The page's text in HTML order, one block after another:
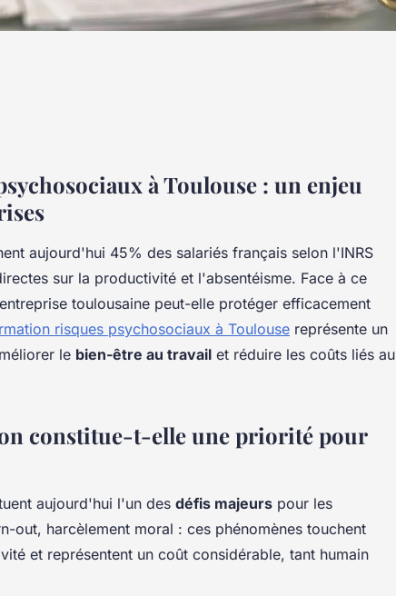
:
à à Toulouse : un enjeu
aujourd'hui 45% des salariés français selon l'INRS
sur la productivité et l'absentéisme. Face à ce
toulousaine peut-elle protéger efficacement
risques psychosociaux à Toulouse représente un
le bien-être au travail et réduire les coûts liés au
constitue-t-elle une priorité pour
aujourd'hui l'un des défis majeurs pour les
out, harcèlement moral : ces phénomènes touchent
et représentent un coût considérable, tant humain